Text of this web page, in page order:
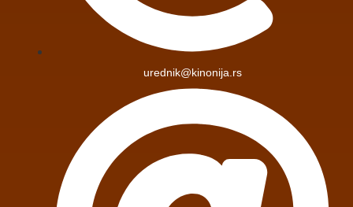
urednik@kinonija.rs